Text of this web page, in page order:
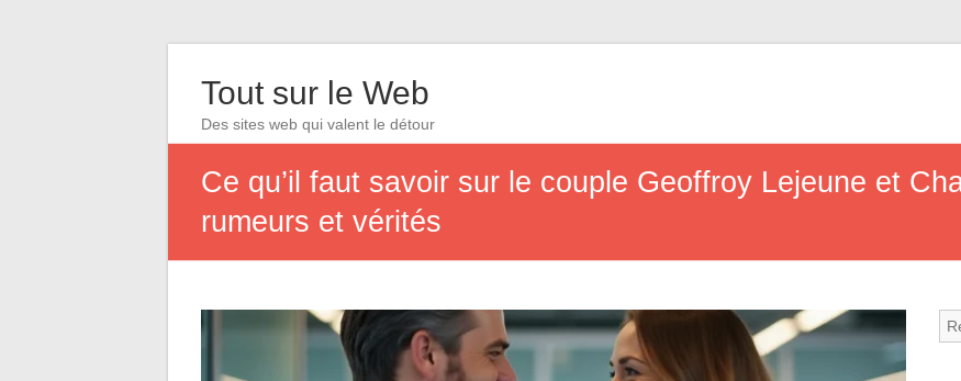
Tout sur le Web
Des sites web qui valent le détour
Ce qu’il faut savoir sur le couple Geoffroy Lejeune et
rumeurs et vérités